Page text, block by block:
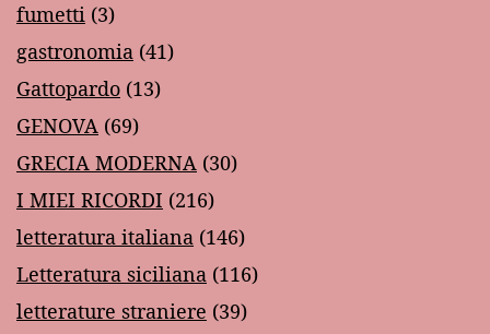
fumetti (3)
gastronomia (41)
Gattopardo (13)
GENOVA (69)
GRECIA MODERNA (30)
I MIEI RICORDI (216)
letteratura italiana (146)
Letteratura siciliana (116)
letterature straniere (39)